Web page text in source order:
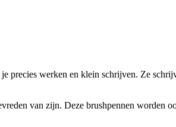
precies werken en klein schrijven. Ze
van zijn. Deze brushpennen worden